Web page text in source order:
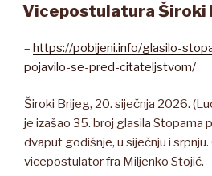
Vicepostulatura Široki
– https://pobijeni.info/glasilo-
pojavilo-se-pred-citateljstvom/
Široki Brijeg, 20. siječnja 2026.
je izašao 35. broj glasila Stopama
dvaput godišnje, u siječnju i srpnju.
vicepostulator fra Miljenko Stojić.